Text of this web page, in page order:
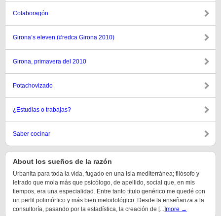
Colaboragón
Girona’s eleven (#redca Girona 2010)
Girona, primavera del 2010
Potachovizado
¿Estudias o trabajas?
Saber cocinar
About los sueños de la razón
Urbanita para toda la vida, fugado en una isla mediterránea; filósofo y
letrado que mola más que psicólogo, de apellido, social que, en mis
tiempos, era una especialidad. Entre tanto título genérico me quedé con
un perfil polimórfico y más bien metodológico. Desde la enseñanza a la
consultoría, pasando por la estadística, la creación de [...]more →